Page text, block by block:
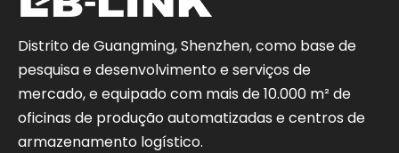
Distrito de Guangming, Shenzhen, como base de
pesquisa e desenvolvimento e serviços de
mercado, e equipado com mais de 10.000 m² de
oficinas de produção automatizadas e centros de
armazenamento logístico.